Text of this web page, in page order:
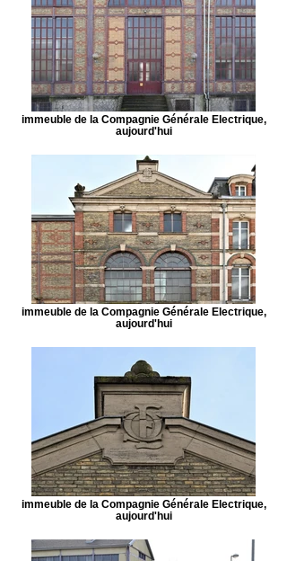
immeuble de la Compagnie Générale Electrique,
aujourd'hui
immeuble de la Compagnie Générale Electrique,
aujourd'hui
immeuble de la Compagnie Générale Electrique,
aujourd'hui